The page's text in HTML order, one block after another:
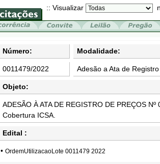
:: Visualizar
Número: Modalidade:
0011479/2022 Adesão a Ata de
Objeto:
ADESÃO À ATA DE REGISTRO DE PREÇOS
Cobertura ICSA.
Edital :
• OrdemUtilizacaoLote 0011479 2022